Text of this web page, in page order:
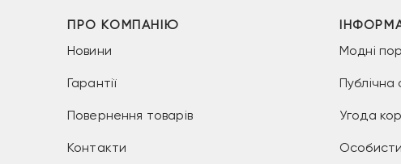
ПРО КОМПАНІЮ
Новини
Гарантії
Повернення товарів
Контакти
Модні
Угода